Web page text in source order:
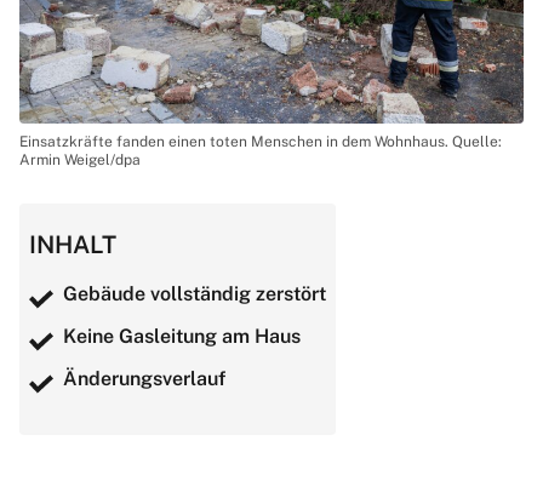
Einsatzkräfte fanden einen toten Menschen in dem Wohnhaus. Quelle:
Armin Weigel/dpa
INHALT
Gebäude vollständig zerstört
Keine Gasleitung am Haus
Änderungsverlauf